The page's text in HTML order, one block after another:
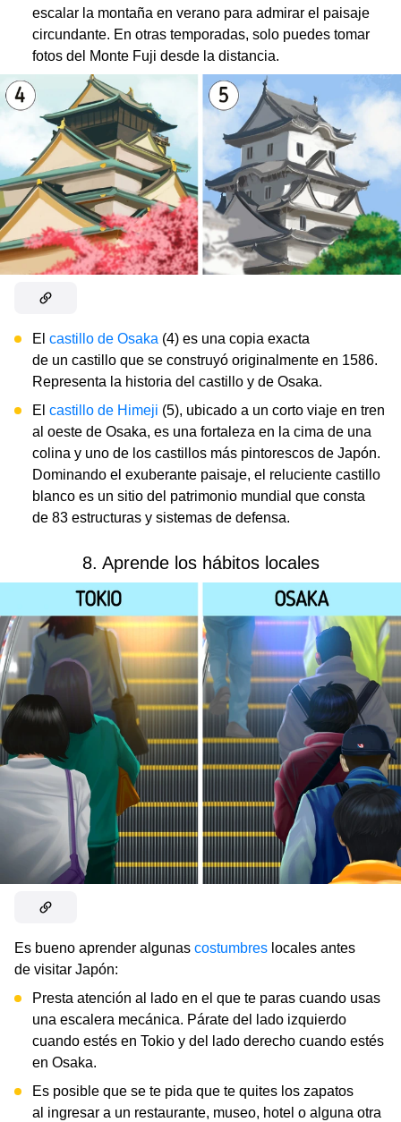
escalar la montaña en verano para admirar el paisaje
circundante. En otras temporadas, solo puedes tomar
fotos del Monte Fuji desde la distancia.
El castillo de Osaka (4) es una copia exacta
de un castillo que se construyó originalmente en 1586.
Representa la historia del castillo y de Osaka.
El castillo de Himeji (5), ubicado a un corto viaje en tren
al oeste de Osaka, es una fortaleza en la cima de una
colina y uno de los castillos más pintorescos de Japón.
Dominando el exuberante paisaje, el reluciente castillo
blanco es un sitio del patrimonio mundial que consta
de 83 estructuras y sistemas de defensa.
8. Aprende los hábitos locales
Es bueno aprender algunas costumbres locales antes
de visitar Japón:
Presta atención al lado en el que te paras cuando usas
una escalera mecánica. Párate del lado izquierdo
cuando estés en Tokio y del lado derecho cuando estés
en Osaka.
Es posible que se te pida que te quites los zapatos
al ingresar a un restaurante, museo, hotel o alguna otra